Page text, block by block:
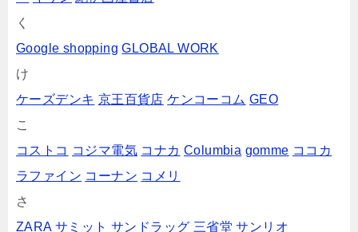
く
Google shopping GLOBAL WORK
け
ケーズデンキ 京王百貨店 ケンコーコム GEO
こ
コストコ コジマ電気 コナカ Columbia gomme ココカ
ラファイン コーナン コメリ
さ
ZARA サミット サンドラッグ 三省堂 サンリオ